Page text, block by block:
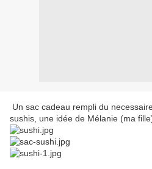
Un sac cadeau rempli du
sushis, une idée de Mélanie (ma